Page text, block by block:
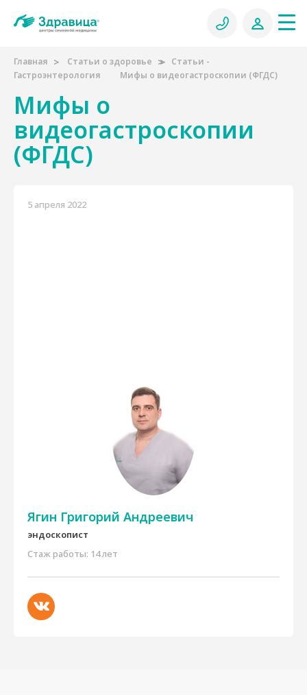
Главная Статьи о здоровье
Статьи -
Гастроэнтерология
Мифы о видеогастроскопии (ФГДС)
Мифы о
видеогастроскопии
(ФГДС)
5 апреля 2022
Ягин Григорий Андреевич
эндоскопист
Стаж работы: 14 лет